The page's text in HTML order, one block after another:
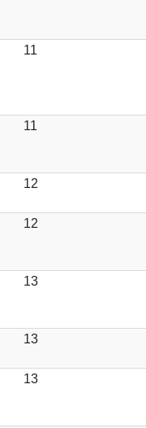
11
11
12
12
13
13
13